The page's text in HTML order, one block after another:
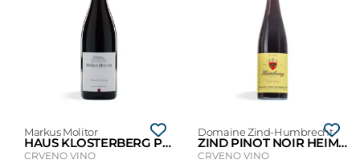
Markus Molitor
HAUS KLOSTERBERG PINOT NOIR 2018
CRVENO VINO
Domaine Zind-Humbrecht
ZIND PINOT NOIR HEIMBOURG 2016
CRVENO VINO